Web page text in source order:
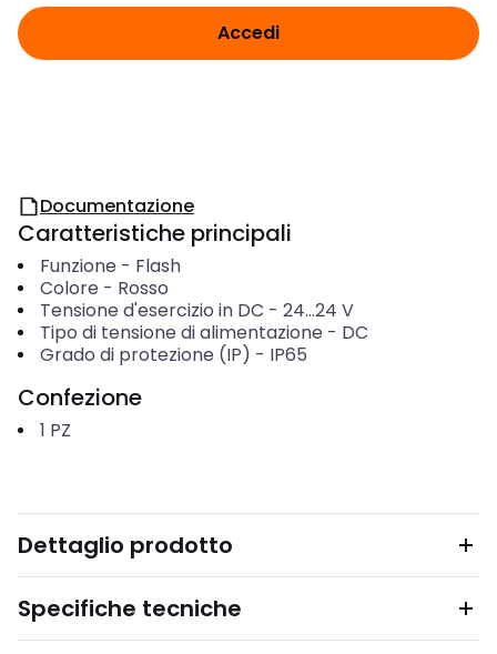
Accedi
Documentazione
Caratteristiche principali
Funzione - Flash
Colore - Rosso
Tensione d'esercizio in DC - 24...24 V
Tipo di tensione di alimentazione - DC
Grado di protezione (IP) - IP65
Confezione
1 PZ
Dettaglio prodotto
Specifiche tecniche